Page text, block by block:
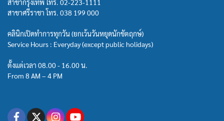
สาขากรุงเทพ โทร. 02-223-1111
สาขาศรีราชา โทร. 038 199 000
คลินิกเปิดทำการทุกวัน (ยกเว้นวันหยุดนักขัตฤกษ์)
Service Hours : Everyday (except public holidays)
ตั้งแต่เวลา 08.00 - 16.00 น.
From 8 AM – 4 PM